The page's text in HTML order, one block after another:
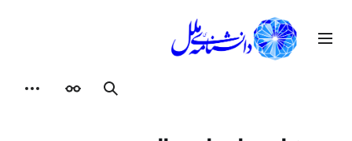
محتوامنوی اصلی
جستجوظاهر